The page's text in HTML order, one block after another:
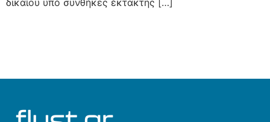
δικαίου υπό συνθήκες έκτακτης […]